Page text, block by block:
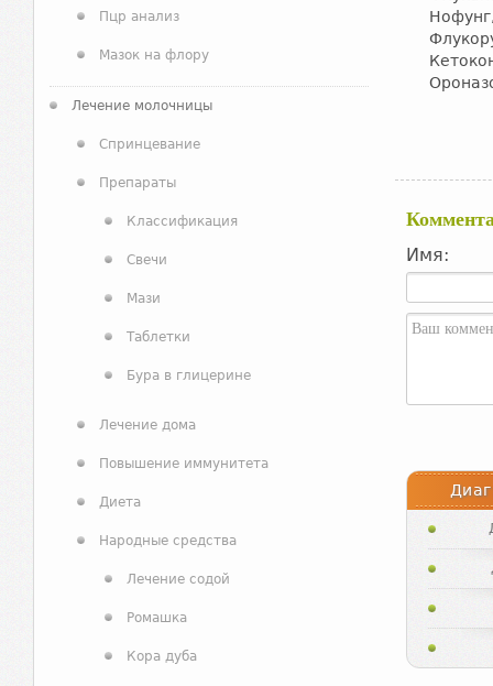
Пцр анализ
Мазок на флору
Лечение молочницы
Спринцевание
Препараты
Классификация
Свечи
Мази
Таблетки
Бура в глицерине
Лечение дома
Повышение иммунитета
Диета
Народные средства
Лечение содой
Ромашка
Кора дуба
Имя: